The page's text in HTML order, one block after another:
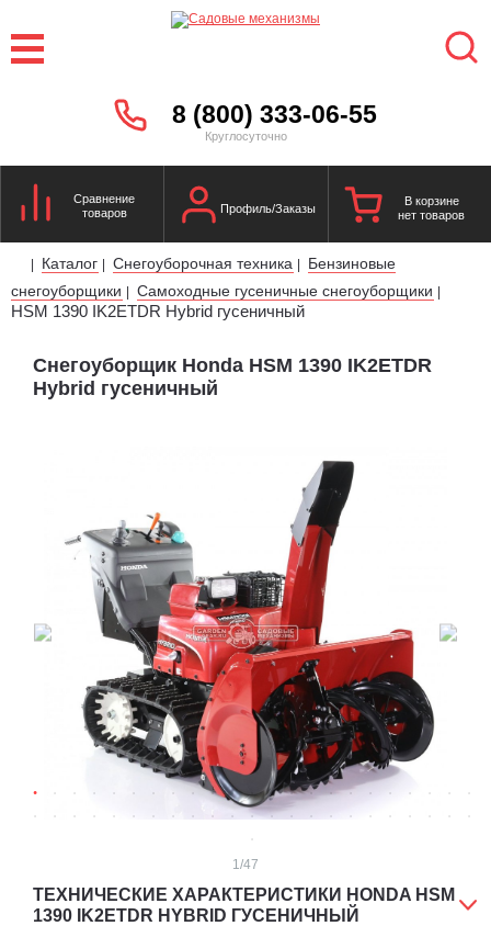
8 (800) 333-06-55
Круглосуточно
Сравнение
товаров
Профиль/Заказы
В корзине
нет товаров
| Каталог | Снегоуборочная техника |
Бензиновые
снегоуборщики | Самоходные гусеничные снегоуборщики |
HSM 1390 IK2ETDR Hybrid гусеничный
Снегоуборщик Honda HSM 1390 IK2ETDR
Hybrid гусеничный
1 /47
ТЕХНИЧЕСКИЕ ХАРАКТЕРИСТИКИ HONDA HSM
1390 IK2ETDR HYBRID ГУСЕНИЧНЫЙ